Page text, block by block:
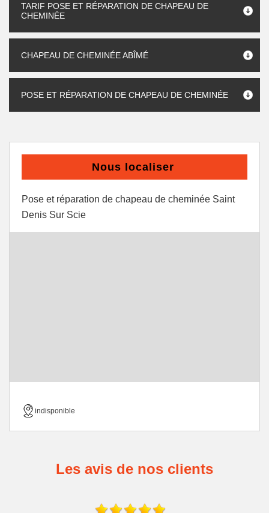
TARIF POSE ET RÉPARATION DE CHAPEAU DE
CHEMINÉE
CHAPEAU DE CHEMINÉE ABÎMÉ
POSE ET RÉPARATION DE CHAPEAU DE CHEMINÉE
Nous localiser
Pose et réparation de chapeau de cheminée Saint
Denis Sur Scie
indisponible
Les avis de nos clients